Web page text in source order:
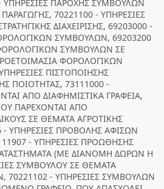
ΥΠΗΡΕΣΙΕΣ ΠΑΡΟΧΗΣ ΣΥΜΒΟΥΛΩΝ
70221100 - ΥΠΗΡΕΣΙΕΣ
ΔΙΑΧΕΙΡΙΣΗΣ, 69203000 -
ΣΥΜΒΟΥΛΩΝ, 69203200
ΣΥΜΒΟΥΛΩΝ ΣΕ
ΦΟΡΟΛΟΓΙΚΩΝ
ΠΙΣΤΟΠΟΙΗΣΗΣ
ΠΟΙΟΤΗΤΑΣ, 73111000 -
ΑΠΟ ΔΙΑΦΗΜΙΣΤΙΚΑ ΓΡΑΦΕΙΑ,
ΠΑΡΕΧΟΝΤΑΙ ΑΠΟ
ΣΕ ΘΕΜΑΤΑ ΑΓΡΟΤΙΚΗΣ
- ΥΠΗΡΕΣΙΕΣ ΠΡΟΒΟΛΗΣ ΑΦΙΣΩΝ
- ΥΠΗΡΕΣΙΕΣ ΠΡΟΩΘΗΣΗΣ
(ΜΕ ΔΙΑΝΟΜΗ ΔΩΡΩΝ Η
ΣΥΜΒΟΥΛΟΥ ΣΕ ΘΕΜΑΤΑ
- ΥΠΗΡΕΣΙΕΣ ΣΥΜΒΟΥΛΩΝ